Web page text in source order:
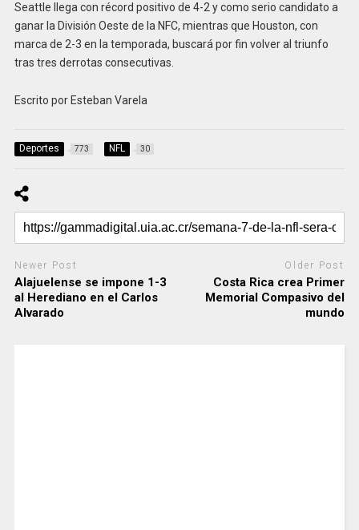
Seattle llega con récord positivo de 4-2 y como serio candidato a
ganar la División Oeste de la NFC, mientras que Houston, con
marca de 2-3 en la temporada, buscará por fin volver al triunfo
tras tres derrotas consecutivas.
Escrito por Esteban Varela
Deportes 773 NFL 30
Newer Post
Alajuelense se impone 1-3
al Herediano en el Carlos
Alvarado
Older Post
Costa Rica crea Primer
Memorial Compasivo del
mundo